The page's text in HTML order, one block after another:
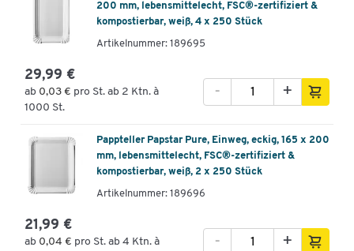
200 mm, lebensmittelecht, FSC®-zertifiziert &
kompostierbar, weiß, 4 x 250 Stück
Artikelnummer: 189695
29,99 €
ab 0,03 € pro St. ab 2 Ktn. à
1000 St.
+
-
Pappteller Papstar Pure, Einweg, eckig, 165 x 200
mm, lebensmittelecht, FSC®-zertifiziert &
kompostierbar, weiß, 2 x 250 Stück
Artikelnummer: 189696
21,99 €
ab 0,04 € pro St. ab 4 Ktn. à
+
-